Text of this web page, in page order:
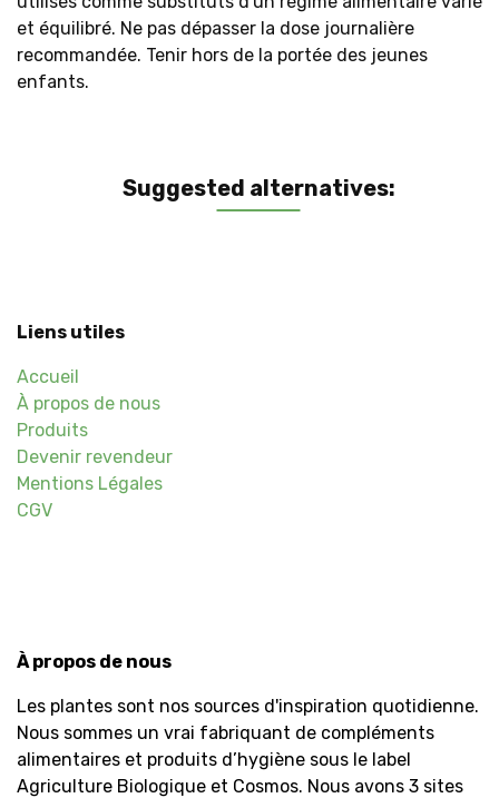
et équilibré. Ne pas dépasser la dose journalière
recommandée. Tenir hors de la portée des jeunes
enfants.
Suggested alternatives:
Liens utiles
Accueil
À propos de nous
Produits
Devenir revendeur
Mentions Légales
CGV
À propos de nous
Les plantes sont nos sources d'inspiration quotidienne.
Nous sommes un vrai fabriquant de compléments
alimentaires et produits d’hygiène sous le label
Agriculture Biologique et Cosmos. Nous avons 3 sites